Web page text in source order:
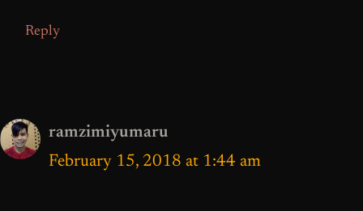
Reply
ramzimiyumaru
February 15, 2018 at 1:44 am